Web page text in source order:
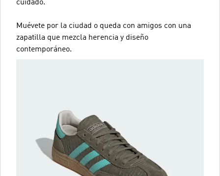
cuidado.
Muévete por la ciudad o queda con amigos con una
zapatilla que mezcla herencia y diseño
contemporáneo.